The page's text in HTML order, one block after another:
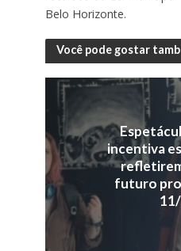
Belo Horizonte.
Você pode gostar
incentiva
futuro